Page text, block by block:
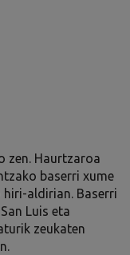
zen. Haurtzaroa
baserri xume
aldirian. Baserri
Luis eta
zeukaten